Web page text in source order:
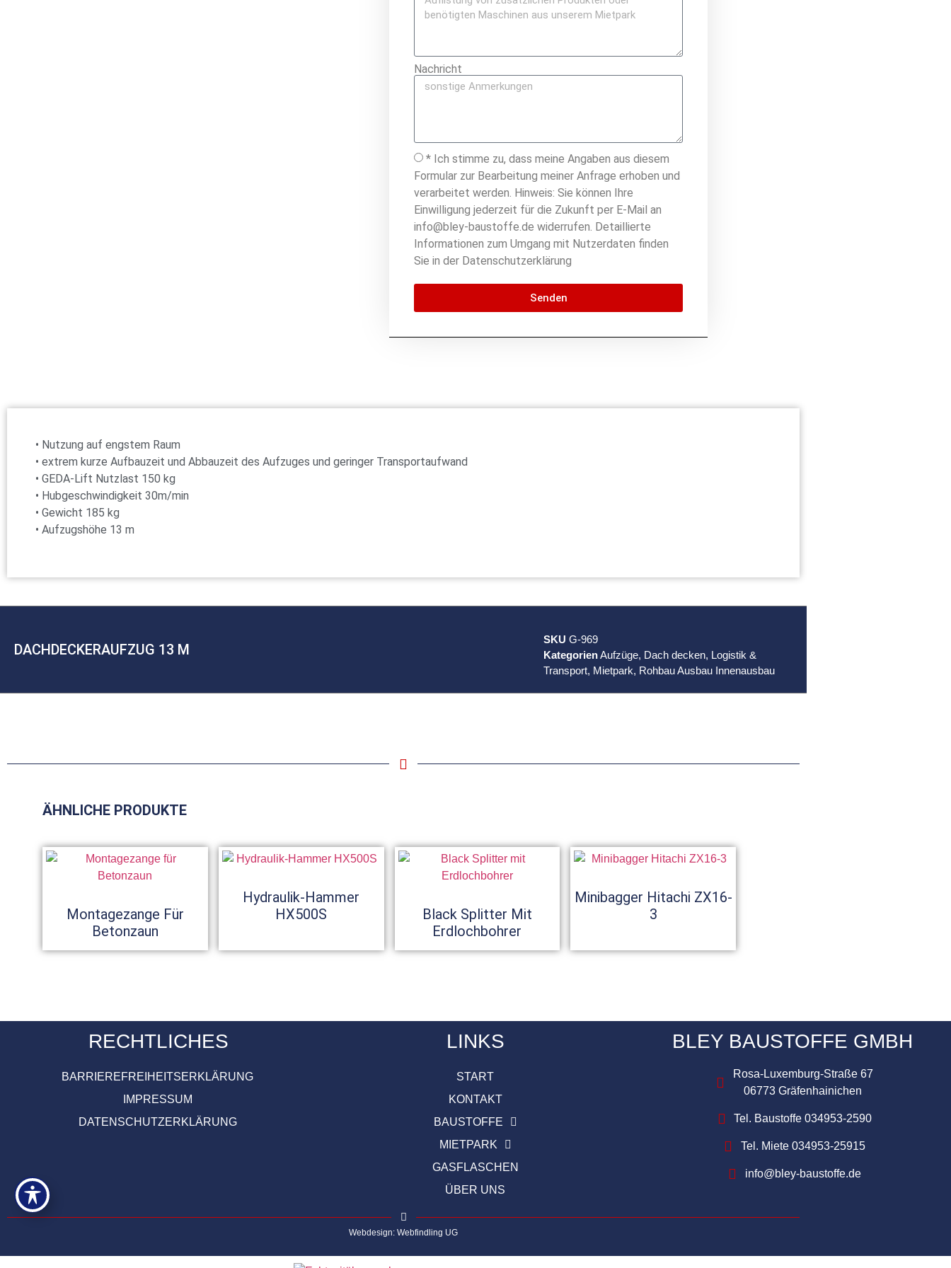
Nachricht
* Ich stimme zu, dass meine Angaben aus diesem
Formular zur Bearbeitung meiner Anfrage erhoben und
verarbeitet werden. Hinweis: Sie können Ihre
Einwilligung jederzeit für die Zukunft per E-Mail an
info@bley-baustoffe.de widerrufen. Detaillierte
Informationen zum Umgang mit Nutzerdaten finden
Sie in der Datenschutzerklärung
Senden
• Nutzung auf engstem Raum
• extrem kurze Aufbauzeit und Abbauzeit des Aufzuges und geringer Transportaufwand
• GEDA-Lift Nutzlast 150 kg
• Hubgeschwindigkeit 30m/min
• Gewicht 185 kg
• Aufzugshöhe 13 m
DACHDECKERAUFZUG 13 M
SKU G-969
KategorienAufzüge, Dach decken, Logistik &
Transport, Mietpark, Rohbau Ausbau Innenausbau
ÄHNLICHE PRODUKTE
Montagezange Für
Betonzaun
Hydraulik-Hammer
HX500S
Black Splitter Mit
Erdlochbohrer
Minibagger Hitachi ZX16-
3
RECHTLICHES
BARRIEREFREIHEITSERKLÄRUNG
IMPRESSUM
DATENSCHUTZERKLÄRUNG
LINKS
START
KONTAKT
BAUSTOFFE
MIETPARK
GASFLASCHEN
ÜBER UNS
BLEY BAUSTOFFE GMBH
Rosa-Luxemburg-Straße 67
06773 Gräfenhainichen
Tel. Baustoffe 034953-2590
Tel. Miete 034953-25915
info@bley-baustoffe.de
Webdesign: Webfindling UG